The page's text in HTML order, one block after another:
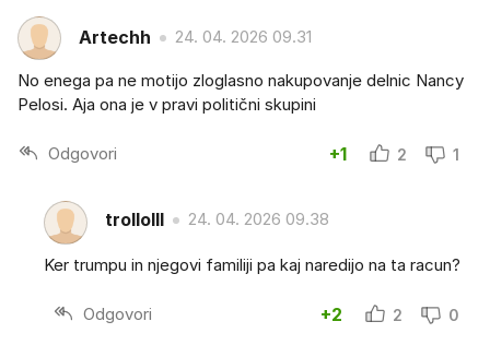
Artechh 24. 04. 2026 09.31
No enega pa ne motijo zloglasno nakupovanje delnic Nancy
Pelosi. Aja ona je v pravi politični skupini
Odgovori +1 2 1
trollolll 24. 04. 2026 09.38
Ker trumpu in njegovi familiji pa kaj naredijo na ta racun?
Odgovori +2 2 0